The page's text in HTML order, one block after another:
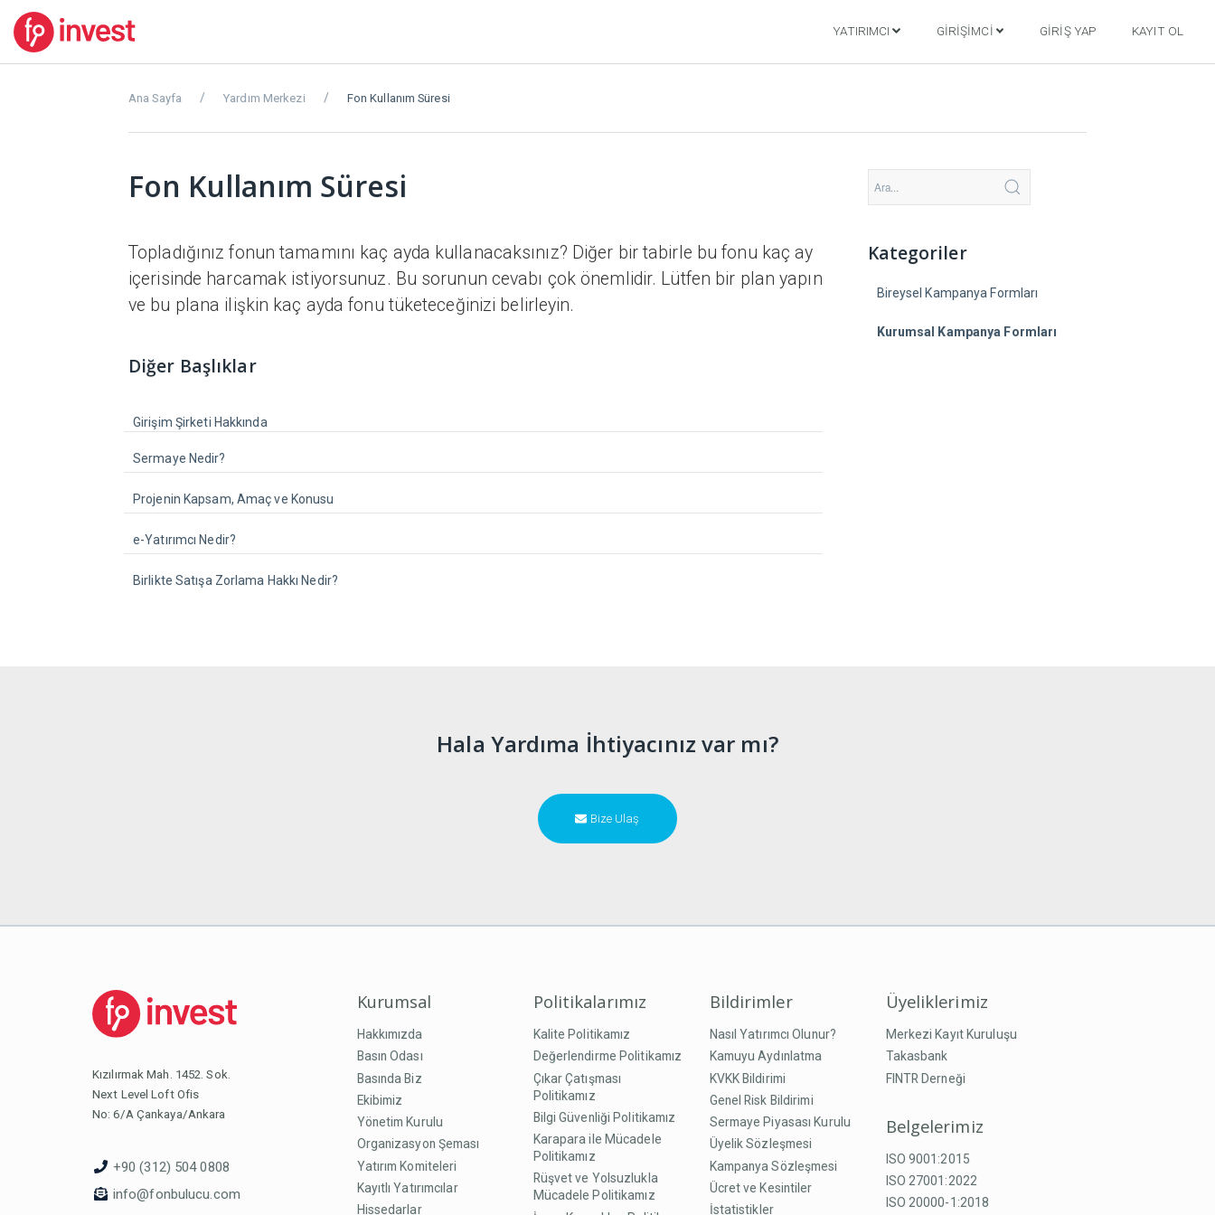
YATIRIMCI GIRIŞIMCI GIRIŞ YAP KAYIT OL
Ana Sayfa Yardım Merkezi Fon Kullanım Süresi
Fon Kullanım Süresi
Topladığınız fonun tamamını kaç ayda kullanacaksınız? Diğer bir tabirle bu fonu kaç ay
içerisinde harcamak istiyorsunuz. Bu sorunun cevabı çok önemlidir. Lütfen bir plan yapın
ve bu plana ilişkin kaç ayda fonu tüketeceğinizi belirleyin.
Diğer Başlıklar
Girişim Şirketi Hakkında
Sermaye Nedir?
Projenin Kapsam, Amaç ve Konusu
e-Yatırımcı Nedir?
Birlikte Satışa Zorlama Hakkı Nedir?
Kategoriler
Bireysel Kampanya Formları
Kurumsal Kampanya Formları
Hala Yardıma İhtiyacınız var mı?
Bize Ulaş
Kızılırmak Mah. 1452. Sok.
Next Level Loft Ofis
No: 6/A Çankaya/Ankara
+90 (312) 504 0808
info@fonbulucu.com
Kurumsal
Hakkımızda
Basın Odası
Basında Biz
Ekibimiz
Yönetim Kurulu
Organizasyon Şeması
Yatırım Komiteleri
Kayıtlı Yatırımcılar
Hissedarlar
Politikalarımız
Kalite Politikamız
Değerlendirme Politikamız
Çıkar Çatışması
Politikamız
Bilgi Güvenliği Politikamız
Karapara ile Mücadele
Politikamız
Rüşvet ve Yolsuzlukla
Mücadele Politikamız
Bildirimler
Nasıl Yatırımcı Olunur?
Kamuyu Aydınlatma
KVKK Bildirimi
Genel Risk Bildirimi
Sermaye Piyasası Kurulu
Üyelik Sözleşmesi
Kampanya Sözleşmesi
Ücret ve Kesintiler
İstatistikler
Üyeliklerimiz
Merkezi Kayıt Kuruluşu
Takasbank
FINTR Derneği
Belgelerimiz
ISO 9001:2015
ISO 27001:2022
ISO 20000-1:2018